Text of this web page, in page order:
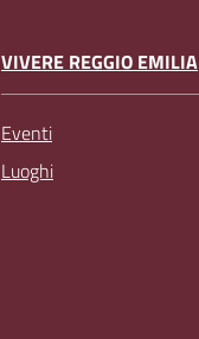
VIVERE REGGIO EMILIA
Eventi
Luoghi